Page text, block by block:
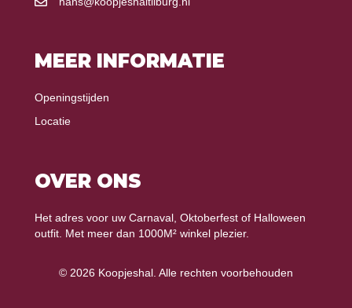
MEER INFORMATIE
Openingstijden
Locatie
OVER ONS
Het adres voor uw Carnaval, Oktoberfest of Halloween
outfit. Met meer dan 1000M² winkel plezier.
© 2026 Koopjeshal. Alle rechten voorbehouden